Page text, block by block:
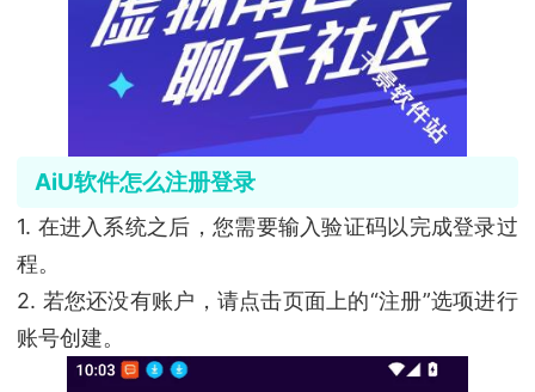
AiU软件怎么注册登录
1. 在进入系统之后，您需要输入验证码以完成登录过
程。
2. 若您还没有账户，请点击页面上的“注册”选项进行
账号创建。